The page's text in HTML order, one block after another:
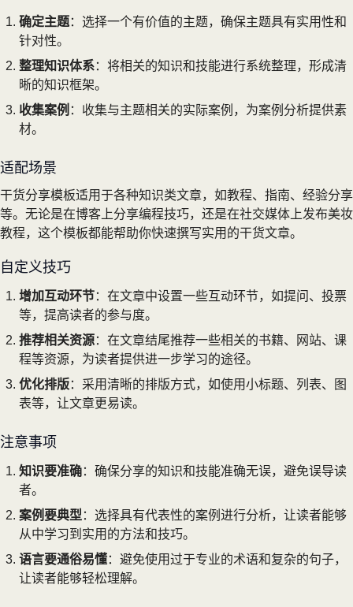
确定主题：选择一个有价值的主题，确保主题具有实用性和
针对性。
整理知识体系：将相关的知识和技能进行系统整理，形成清
晰的知识框架。
收集案例 ：收集与主题相关的实际案例，为案例分析提供素
材。
适配场景
干货分享模板适用于各种知识类文章，如教程、指南、经验分享
等。无论是在博客上分享编程技巧，还是在社交媒体上发布美妆
教程，这个模板都能帮助你快速撰写实用的干货文章。
自定义技巧
增加互动环节：在文章中设置一些互动环节，如提问、投票
等，提高读者的参与度。
推荐相关资源：在文章结尾推荐一些相关的书籍、网站、课
程等资源，为读者提供进一步学习的途径。
优化排版：采用清晰的排版方式，如使用小标题、列表、图
表等，让文章更易读。
注意事项
知识要准确：确保分享的知识和技能准确无误，避免误导读
者。
案例要典型 ：选择具有代表性的案例进行分析，让读者能够
从中学习到实用的方法和技巧。
语言要通俗易懂：避免使用过于专业的术语和复杂的句子，
让读者能够轻松理解。